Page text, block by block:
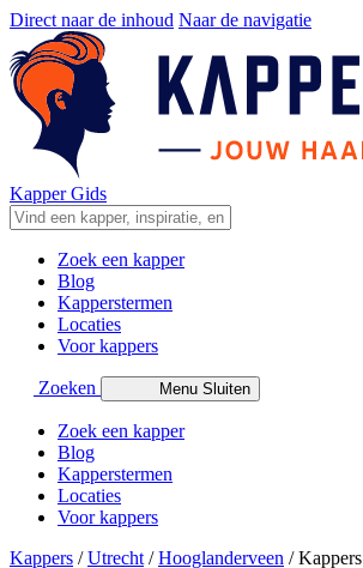
Direct naar de inhoud Naar de navigatie
Kapper Gids
Zoek een kapper
Blog
Kapperstermen
Locaties
Voor kappers
Zoeken Menu Sluiten
Zoek een kapper
Blog
Kapperstermen
Locaties
Voor kappers
Kappers /Utrecht /Hooglanderveen /Kappers